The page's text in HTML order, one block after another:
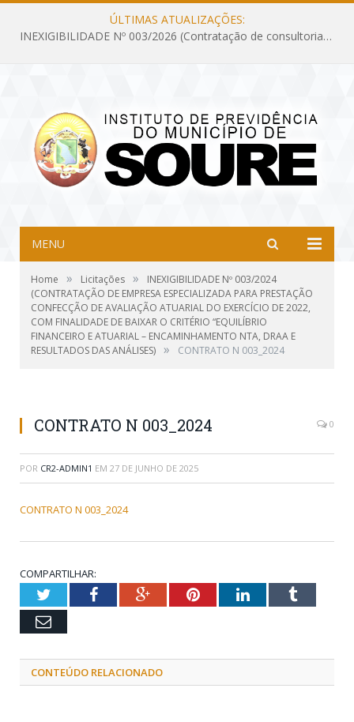
ÚLTIMAS ATUALIZAÇÕES:
INEXIGIBILIDADE Nº 003/2026 (Contratação de consultoria previdenciária com finalidade de obtenção do CRP, confecção dos demonstrativos previdenciários DAIR, DIPR e DPIN, preparar e alimentar o CADPREV, em atendimento às demandas do Instituto de Previdência dos Servidores do Município de Soure – IPSMS, por um período de 10 (dez) meses)
MENU
Home » Licitações »
INEXIGIBILIDADE Nº 003/2024
(CONTRATAÇÃO DE EMPRESA ESPECIALIZADA PARA PRESTAÇÃO
CONFECÇÃO DE AVALIAÇÃO ATUARIAL DO EXERCÍCIO DE 2022,
COM FINALIDADE DE BAIXAR O CRITÉRIO “EQUILÍBRIO
FINANCEIRO E ATUARIAL – ENCAMINHAMENTO NTA, DRAA E
RESULTADOS DAS ANÁLISES) » CONTRATO N 003_2024
CONTRATO N 003_2024 0
POR CR2-ADMIN1 EM 27 DE JUNHO DE 2025
CONTRATO N 003_2024
COMPARTILHAR:
TwitterFacebookGoogle+PinterestLinkedInTumblr
Email
CONTEÚDO RELACIONADO